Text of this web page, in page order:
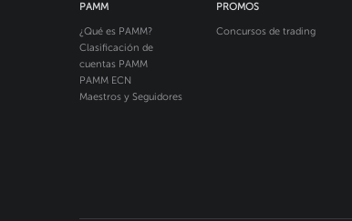
PAMM
¿Qué es PAMM?
Clasificación de
cuentas PAMM
PAMM ECN
Maestros y Seguidores
PROMOS
Concursos de trading